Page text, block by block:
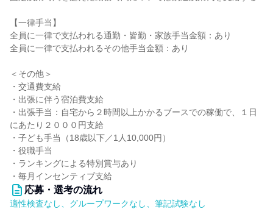
【一律手当】
全員に一律で支払われる通勤・皆勤・家族手当金額：あり
全員に一律で支払われるその他手当金額：あり
＜その他＞
・交通費支給
・出張に伴う宿泊費支給
・出張手当：自宅から２時間以上かかるブースでの稼働で、１日
にあたり２０００円支給
・子ども手当（18歳以下／1人10,000円）
・役職手当
・ランキングによる特別賞与あり
・毎月インセンティブ支給
応募・選考の流れ
適性検査なし、グループワークなし、筆記試験なし